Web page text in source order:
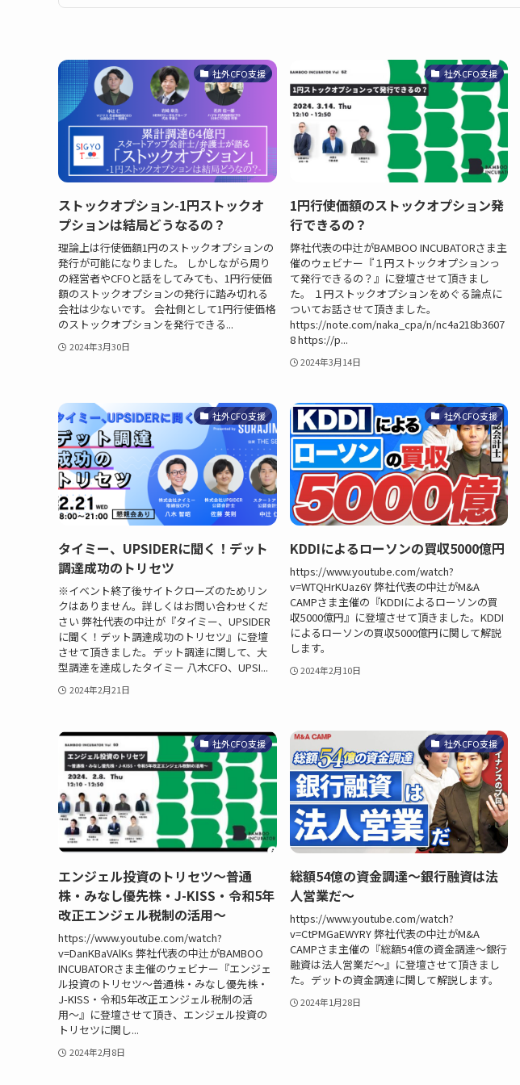
社外CFO支援
ストックオプション-1円ストックオ
プションは結局どうなるの？
理論上は行使価額1円のストックオプションの
発行が可能になりました。 しかしながら周り
の経営者やCFOと話をしてみても、1円行使価
額のストックオプションの発行に踏み切れる
会社は少ないです。 会社側として1円行使価格
のストックオプションを発行できる...
2024年3月30日
社外CFO支援
1円行使価額のストックオプション発
行できるの？
弊社代表の中辻がBAMBOO INCUBATORさま主
催のウェビナー『１円ストックオプションっ
て発行できるの？』に登壇させて頂きまし
た。 １円ストックオプションをめぐる論点に
ついてお話させて頂きました。
https://note.com/naka_cpa/n/nc4a218b3607
8 https://p...
2024年3月14日
社外CFO支援
タイミー、UPSIDERに聞く！デット
調達成功のトリセツ
※イベント終了後サイトクローズのためリン
クはありません。詳しくはお問い合わせくだ
さい 弊社代表の中辻が『タイミー、UPSIDER
に聞く！デット調達成功のトリセツ』に登壇
させて頂きました。デット調達に関して、大
型調達を達成したタイミー 八木CFO、UPSI...
2024年2月21日
社外CFO支援
KDDIによるローソンの買収5000億円
https://www.youtube.com/watch?
v=WTQHrKUaz6Y 弊社代表の中辻がM&A
CAMPさま主催の『KDDIによるローソンの買
収5000億円』に登壇させて頂きました。KDDI
によるローソンの買収5000億円に関して解説
します。
2024年2月10日
社外CFO支援
エンジェル投資のトリセツ〜普通
株・みなし優先株・J-KISS・令和5年
改正エンジェル税制の活用〜
https://www.youtube.com/watch?
v=DanKBaVAlKs 弊社代表の中辻がBAMBOO
INCUBATORさま主催のウェビナー『エンジェ
ル投資のトリセツ〜普通株・みなし優先株・
J-KISS・令和5年改正エンジェル税制の活
用〜』に登壇させて頂き、エンジェル投資の
トリセツに関し...
2024年2月8日
社外CFO支援
総額54億の資金調達～銀行融資は法
人営業だ～
https://www.youtube.com/watch?
v=CtPMGaEWYRY 弊社代表の中辻がM&A
CAMPさま主催の『総額54億の資金調達～銀行
融資は法人営業だ～』に登壇させて頂きまし
た。デットの資金調達に関して解説します。
2024年1月28日